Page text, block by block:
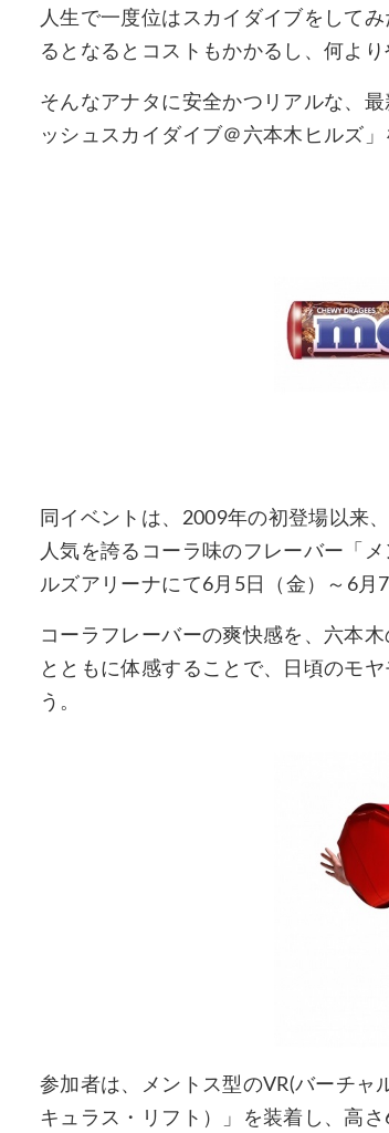
人生で一度位はスカイダイブをして
るとなるとコストもかかるし、何より
そんなアナタに安全かつリアルな、
ッシュスカイダイブ＠六本木ヒルズ」
同イベントは、2009年の初登場以来
人気を誇るコーラ味のフレーバー「
ルズアリーナにて6月5日（金）～6月
コーラフレーバーの爽快感を、六本
とともに体感することで、日頃のモ
う。
参加者は、メントス型のVR(バーチャ
キュラス・リフト）」を装着し、高